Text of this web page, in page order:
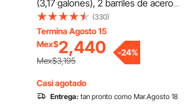
(3,17 galones), 2 barriles de acero
inoxidable, exprimidor manual, para
sidra, manzana, uva, tintura, miel, aceite
de oliva, con mango triangular para
cocina al aire libre y hogar.
(330)
Termina Agosto 15
Mex$2,440
Mex$3,195
-24%
Casi agotado
Entrega: tan pronto como Mar.Agosto 18